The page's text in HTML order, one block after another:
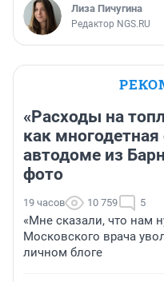
Лиза Пичугина
Редактор NGS.RU
«Расходы на
как
автодоме из
фото
19 часов 10 759 5
«Мне сказали, что нам
Московского врача
личном блоге